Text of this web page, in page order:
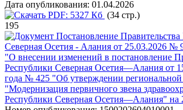
Дата опубликования: 01.04.2026
PDF: 5327 Кб (34 стр.)
195
Постановление
Северная Осетия - Алания от 25.03.2026 №
"О внесении изменений в постановление
Республики Северная Осетия—Алания от
года № 425 "Об утверждении
"Модернизация первичного звена
Республики Северная Осетия—Алания" на